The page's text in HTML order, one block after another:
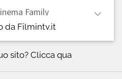
da Filmintv.it
sito?Clicca qua